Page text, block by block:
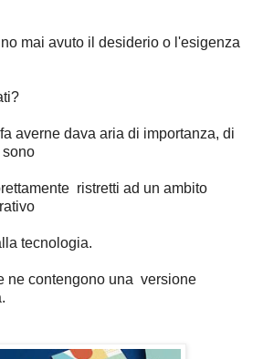
mai avuto il desiderio o l'esigenza
averne dava aria di importanza, di
sono
ristretti ad un ambito
tecnologia.
ne contengono una versione